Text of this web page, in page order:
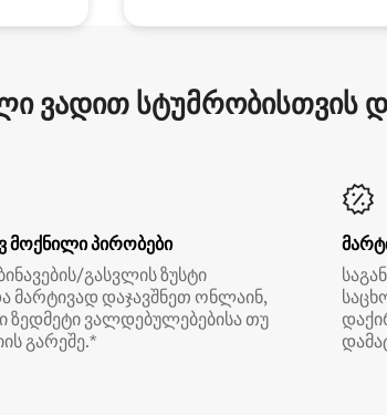
ვადით სტუმრობისთვის
მოქნილი პირობები
გასვლის ზუსტი
მარტივად დაჯავშნეთ ონლაინ,
ზედმეტი ვალდებულებებისა თუ
გარეშე.*